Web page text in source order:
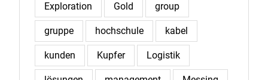
Exploration Gold group
gruppe hochschule kabel
kunden Kupfer Logistik